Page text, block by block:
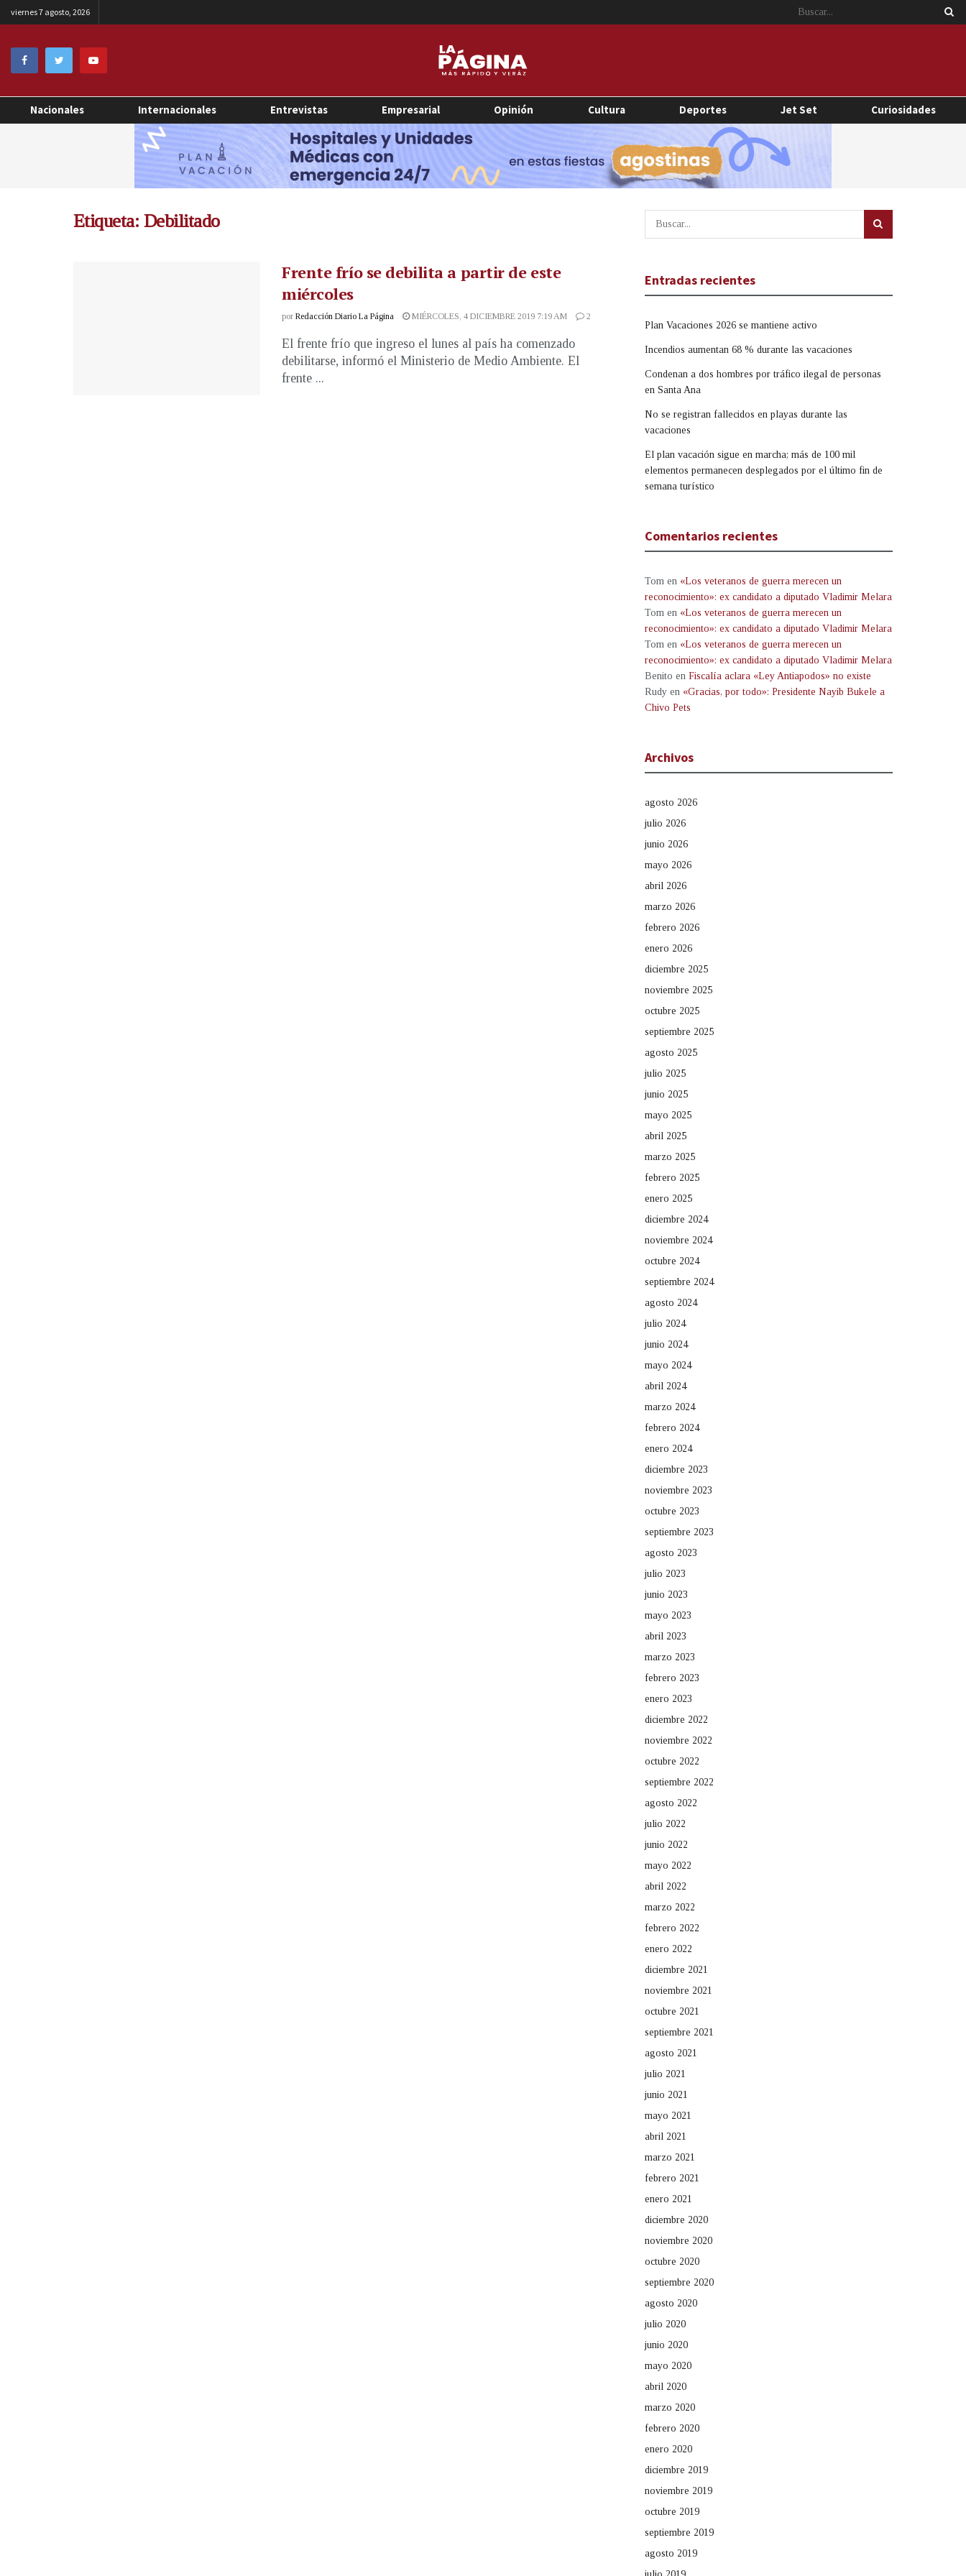
viernes 7 agosto, 2026
Nacionales Internacionales Entrevistas Empresarial Opinión Cultura Deportes Jet Set Curiosidades
Etiqueta: Debilitado
Frente frío se debilita a partir de este
miércoles
por Redacción Diario La Página MIÉRCOLES, 4 DICIEMBRE 2019 7:19 AM 2
El frente frío que ingreso el lunes al país ha comenzado
debilitarse, informó el Ministerio de Medio Ambiente. El
frente ...
Entradas recientes
Plan Vacaciones 2026 se mantiene activo
Incendios aumentan 68 % durante las vacaciones
Condenan a dos hombres por tráfico ilegal de personas
en Santa Ana
No se registran fallecidos en playas durante las
vacaciones
El plan vacación sigue en marcha; más de 100 mil
elementos permanecen desplegados por el último fin de
semana turístico
Comentarios recientes
Tom en «Los veteranos de guerra merecen un
reconocimiento»: ex candidato a diputado Vladimir Melara
Tom en «Los veteranos de guerra merecen un
reconocimiento»: ex candidato a diputado Vladimir Melara
Tom en «Los veteranos de guerra merecen un
reconocimiento»: ex candidato a diputado Vladimir Melara
Benito en Fiscalía aclara «Ley Antiapodos» no existe
Rudy en «Gracias, por todo»: Presidente Nayib Bukele a
Chivo Pets
Archivos
agosto 2026
julio 2026
junio 2026
mayo 2026
abril 2026
marzo 2026
febrero 2026
enero 2026
diciembre 2025
noviembre 2025
octubre 2025
septiembre 2025
agosto 2025
julio 2025
junio 2025
mayo 2025
abril 2025
marzo 2025
febrero 2025
enero 2025
diciembre 2024
noviembre 2024
octubre 2024
septiembre 2024
agosto 2024
julio 2024
junio 2024
mayo 2024
abril 2024
marzo 2024
febrero 2024
enero 2024
diciembre 2023
noviembre 2023
octubre 2023
septiembre 2023
agosto 2023
julio 2023
junio 2023
mayo 2023
abril 2023
marzo 2023
febrero 2023
enero 2023
diciembre 2022
noviembre 2022
octubre 2022
septiembre 2022
agosto 2022
julio 2022
junio 2022
mayo 2022
abril 2022
marzo 2022
febrero 2022
enero 2022
diciembre 2021
noviembre 2021
octubre 2021
septiembre 2021
agosto 2021
julio 2021
junio 2021
mayo 2021
abril 2021
marzo 2021
febrero 2021
enero 2021
diciembre 2020
noviembre 2020
octubre 2020
septiembre 2020
agosto 2020
julio 2020
junio 2020
mayo 2020
abril 2020
marzo 2020
febrero 2020
enero 2020
diciembre 2019
noviembre 2019
octubre 2019
septiembre 2019
agosto 2019